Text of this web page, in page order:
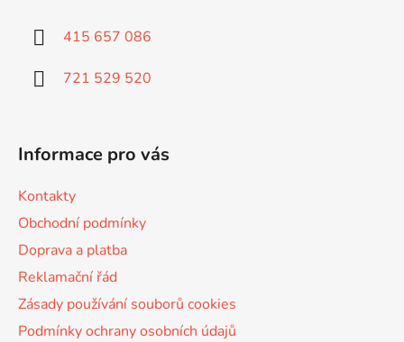
415 657 086
721 529 520
Informace pro vás
Kontakty
Obchodní podmínky
Doprava a platba
Reklamační řád
Zásady používání souborů cookies
Podmínky ochrany osobních údajů